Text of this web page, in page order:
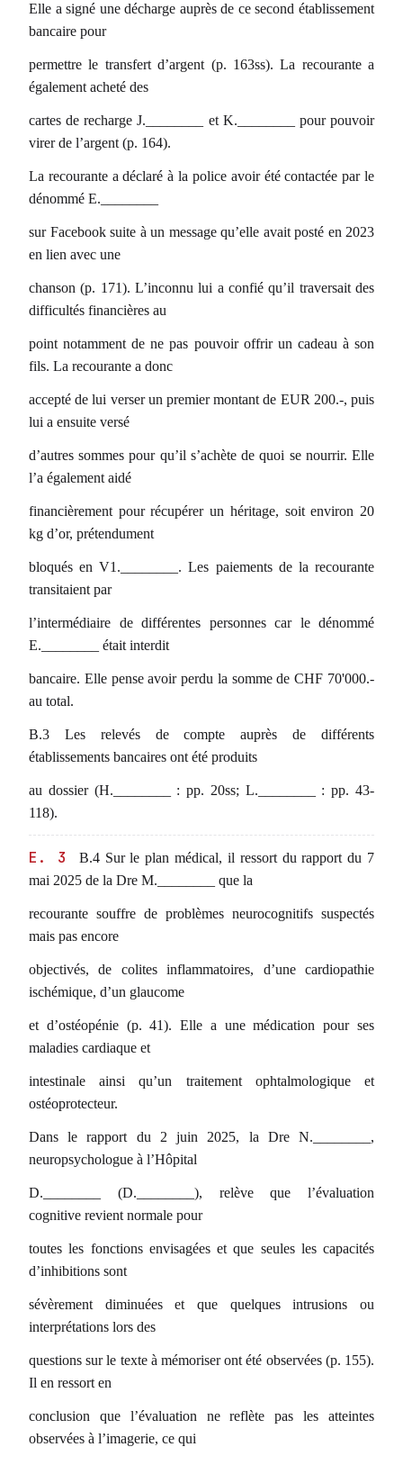
Elle a signé une décharge auprès de ce second établissement
bancaire pour
permettre le transfert d’argent (p. 163ss). La recourante a
également acheté des
cartes de recharge J.________ et K.________ pour pouvoir
virer de l’argent (p. 164).
La recourante a déclaré à la police avoir été contactée par le
dénommé E.________
sur Facebook suite à un message qu’elle avait posté en 2023
en lien avec une
chanson (p. 171). L’inconnu lui a confié qu’il traversait des
difficultés financières au
point notamment de ne pas pouvoir offrir un cadeau à son
fils. La recourante a donc
accepté de lui verser un premier montant de EUR 200.-, puis
lui a ensuite versé
d’autres sommes pour qu’il s’achète de quoi se nourrir. Elle
l’a également aidé
financièrement pour récupérer un héritage, soit environ 20
kg d’or, prétendument
bloqués en V1.________. Les paiements de la recourante
transitaient par
l’intermédiaire de différentes personnes car le dénommé
E.________ était interdit
bancaire. Elle pense avoir perdu la somme de CHF 70'000.-
au total.
B.3 Les relevés de compte auprès de différents
établissements bancaires ont été produits
au dossier (H.________ : pp. 20ss; L.________ : pp. 43-
118).
E. 3
B.4 Sur le plan médical, il ressort du rapport du 7
mai 2025 de la Dre M.________ que la
recourante souffre de problèmes neurocognitifs suspectés
mais pas encore
objectivés, de colites inflammatoires, d’une cardiopathie
ischémique, d’un glaucome
et d’ostéopénie (p. 41). Elle a une médication pour ses
maladies cardiaque et
intestinale ainsi qu’un traitement ophtalmologique et
ostéoprotecteur.
Dans le rapport du 2 juin 2025, la Dre N.________,
neuropsychologue à l’Hôpital
D.________ (D.________), relève que l’évaluation
cognitive revient normale pour
toutes les fonctions envisagées et que seules les capacités
d’inhibitions sont
sévèrement diminuées et que quelques intrusions ou
interprétations lors des
questions sur le texte à mémoriser ont été observées (p. 155).
Il en ressort en
conclusion que l’évaluation ne reflète pas les atteintes
observées à l’imagerie, ce qui